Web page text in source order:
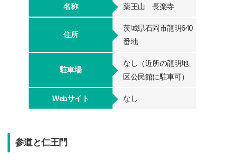
名称 薬王山 長楽寺
住所
茨城県石岡市龍明640
番地
駐車場
なし（近所の龍明地
区公民館に駐車可）
Webサイト なし
参道と仁王門